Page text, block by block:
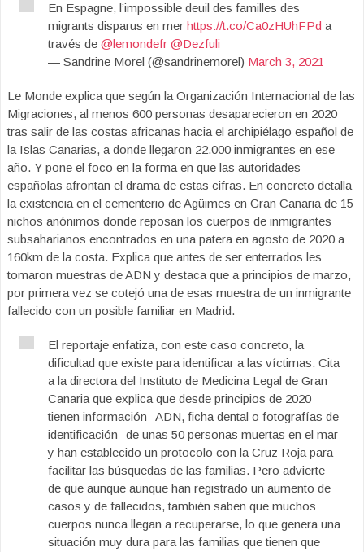
En Espagne, l’impossible deuil des familles des
migrants disparus en mer https://t.co/Ca0zHUhFPd a
través de @lemondefr @Dezfuli
— Sandrine Morel (@sandrinemorel) March 3, 2021
Le Monde explica que según la Organización Internacional de las
Migraciones, al menos 600 personas desaparecieron en 2020
tras salir de las costas africanas hacia el archipiélago español de
la Islas Canarias, a donde llegaron 22.000 inmigrantes en ese
año. Y pone el foco en la forma en que las autoridades
españolas afrontan el drama de estas cifras. En concreto detalla
la existencia en el cementerio de Agüimes en Gran Canaria de 15
nichos anónimos donde reposan los cuerpos de inmigrantes
subsaharianos encontrados en una patera en agosto de 2020 a
160km de la costa. Explica que antes de ser enterrados les
tomaron muestras de ADN y destaca que a principios de marzo,
por primera vez se cotejó una de esas muestra de un inmigrante
fallecido con un posible familiar en Madrid.
El reportaje enfatiza, con este caso concreto, la
dificultad que existe para identificar a las víctimas. Cita
a la directora del Instituto de Medicina Legal de Gran
Canaria que explica que desde principios de 2020
tienen información -ADN, ficha dental o fotografías de
identificación- de unas 50 personas muertas en el mar
y han establecido un protocolo con la Cruz Roja para
facilitar las búsquedas de las familias. Pero advierte
de que aunque aunque han registrado un aumento de
casos y de fallecidos, también saben que muchos
cuerpos nunca llegan a recuperarse, lo que genera una
situación muy dura para las familias que tienen que